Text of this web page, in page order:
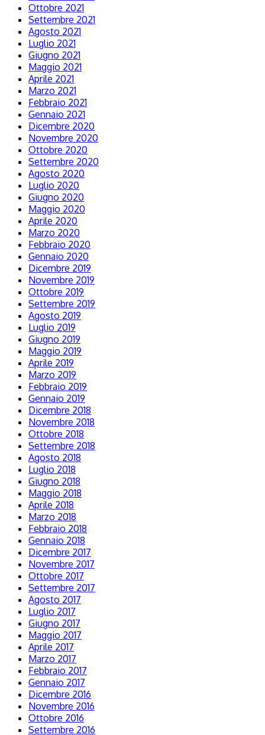
Ottobre 2021
Settembre 2021
Agosto 2021
Luglio 2021
Giugno 2021
Maggio 2021
Aprile 2021
Marzo 2021
Febbraio 2021
Gennaio 2021
Dicembre 2020
Novembre 2020
Ottobre 2020
Settembre 2020
Agosto 2020
Luglio 2020
Giugno 2020
Maggio 2020
Aprile 2020
Marzo 2020
Febbraio 2020
Gennaio 2020
Dicembre 2019
Novembre 2019
Ottobre 2019
Settembre 2019
Agosto 2019
Luglio 2019
Giugno 2019
Maggio 2019
Aprile 2019
Marzo 2019
Febbraio 2019
Gennaio 2019
Dicembre 2018
Novembre 2018
Ottobre 2018
Settembre 2018
Agosto 2018
Luglio 2018
Giugno 2018
Maggio 2018
Aprile 2018
Marzo 2018
Febbraio 2018
Gennaio 2018
Dicembre 2017
Novembre 2017
Ottobre 2017
Settembre 2017
Agosto 2017
Luglio 2017
Giugno 2017
Maggio 2017
Aprile 2017
Marzo 2017
Febbraio 2017
Gennaio 2017
Dicembre 2016
Novembre 2016
Ottobre 2016
Settembre 2016